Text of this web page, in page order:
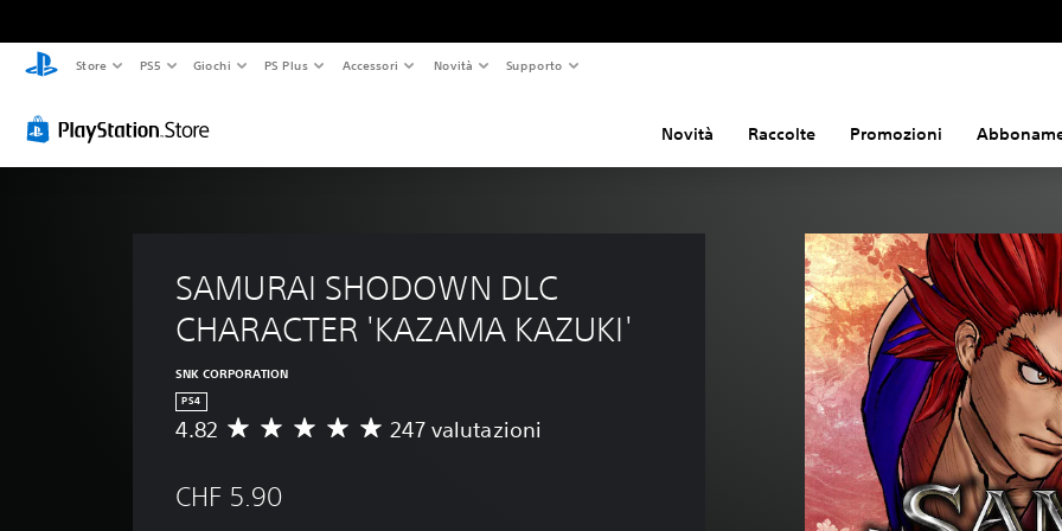
Store PS5 Giochi PS Plus Accessori Novità Supporto
Novità Raccolte Promozioni
SAMURAI SHODOWN DLC
CHARACTER 'KAZAMA KAZUKI'
SNK CORPORATION
PS4
V
u
4.82 247 valutazioni
CHF 5.90